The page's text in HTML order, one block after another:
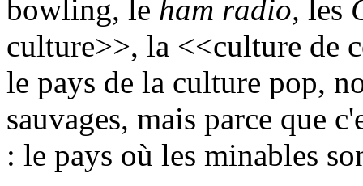
bowling, le ham radio, les
culture>>, la <<culture de
le pays de la culture pop,
sauvages, mais parce que
: le pays où les minables